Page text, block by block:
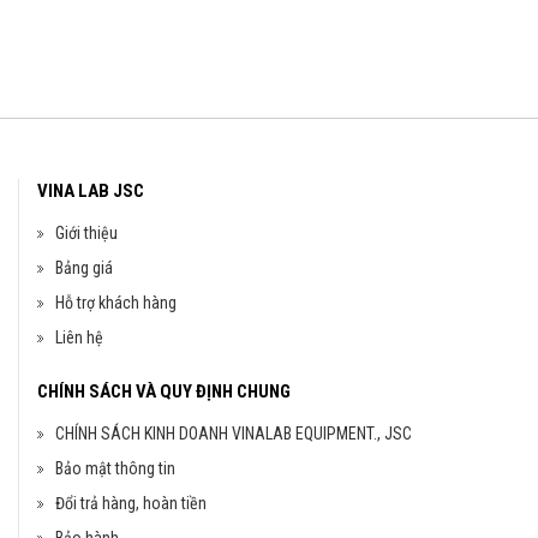
VINA LAB JSC
Giới thiệu
Bảng giá
Hỗ trợ khách hàng
Liên hệ
CHÍNH SÁCH VÀ QUY ĐỊNH CHUNG
CHÍNH SÁCH KINH DOANH VINALAB EQUIPMENT., JSC
Bảo mật thông tin
Đổi trả hàng, hoàn tiền